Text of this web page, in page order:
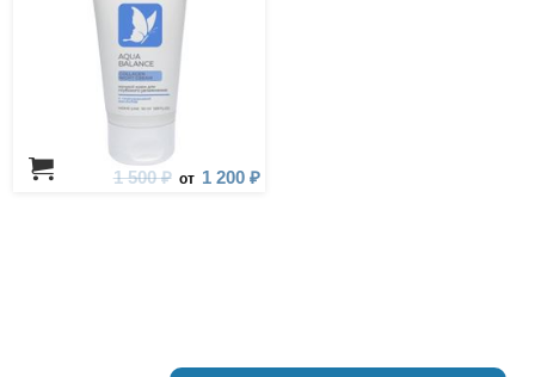
1 500 ₽ от 1 200 ₽